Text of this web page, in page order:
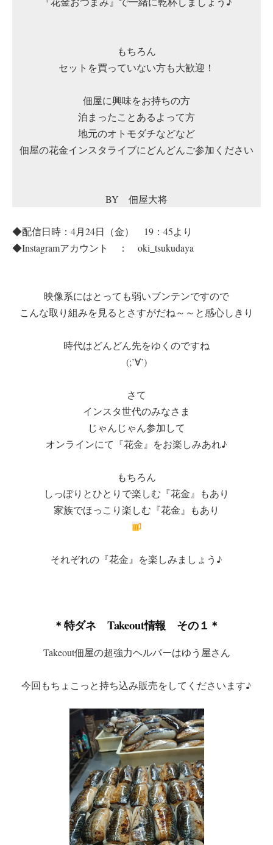
もちろん
セットを買っていない方も大歓迎！
佃屋に興味をお持ちの方
泊まったことあるよって方
地元のオトモダチなどなど
佃屋の花金インスタライブにどんどんご参加ください
BY 佃屋大将
◆配信日時：4月24日（金） 19：45より
◆Instagramアカウント ： oki_tsukudaya
映像系にはとっても弱いブンテンですので
こんな取り組みを見るとさすがだね～～と感心しきり
時代はどんどん先をゆくのですね
(;’∀’)
さて
インスタ世代のみなさま
じゃんじゃん参加して
オンラインにて『花金』をお楽しみあれ♪
もちろん
しっぽりとひとりで楽しむ『花金』もあり
家族でほっこり楽しむ『花金』もあり
それぞれの『花金』を楽しみましょう♪
＊特ダネ Takeout情報 その１＊
Takeout佃屋の超強力ヘルパーはゆう屋さん
今回もちょこっと持ち込み販売をしてくださいます♪